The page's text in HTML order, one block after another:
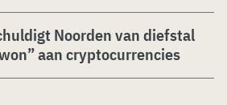
Noorden van diefstal
aan cryptocurrencies